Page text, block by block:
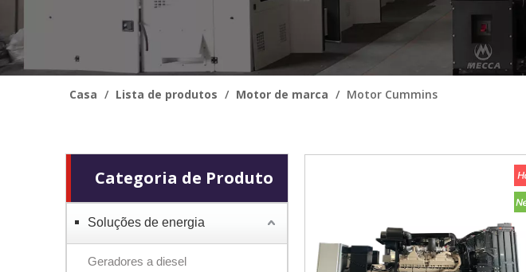
Casa / Lista de produtos / Motor de marca / Motor Cummins
Categoria de Produto
Soluções de energia
Geradores a diesel